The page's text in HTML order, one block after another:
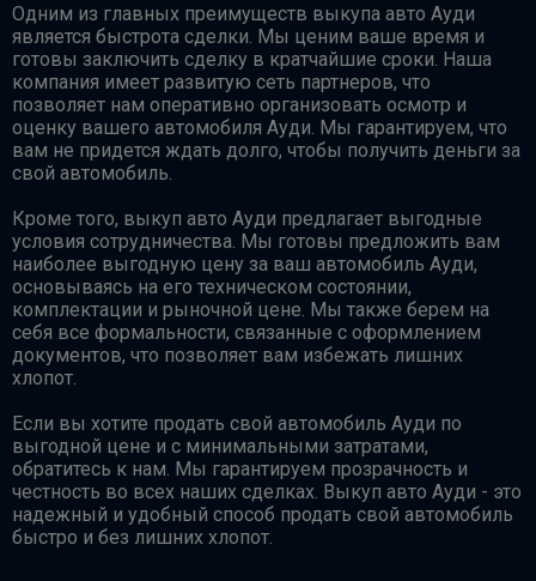
Одним из главных преимуществ выкупа авто Ауди
является быстрота сделки. Мы ценим ваше время и
готовы заключить сделку в кратчайшие сроки. Наша
компания имеет развитую сеть партнеров, что
позволяет нам оперативно организовать осмотр и
оценку вашего автомобиля Ауди. Мы гарантируем, что
вам не придется ждать долго, чтобы получить деньги за
свой автомобиль.
Кроме того, выкуп авто Ауди предлагает выгодные
условия сотрудничества. Мы готовы предложить вам
наиболее выгодную цену за ваш автомобиль Ауди,
основываясь на его техническом состоянии,
комплектации и рыночной цене. Мы также берем на
себя все формальности, связанные с оформлением
документов, что позволяет вам избежать лишних
хлопот.
Если вы хотите продать свой автомобиль Ауди по
выгодной цене и с минимальными затратами,
обратитесь к нам. Мы гарантируем прозрачность и
честность во всех наших сделках. Выкуп авто Ауди - это
надежный и удобный способ продать свой автомобиль
быстро и без лишних хлопот.